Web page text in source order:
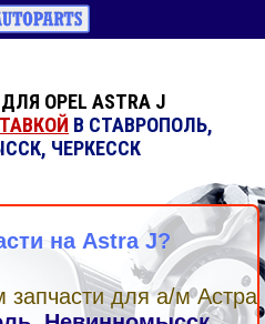
OPEL ASTRA J
В СТАВРОПОЛЬ,
ЧЕРКЕССК
на Astra J?
для а/м Астра